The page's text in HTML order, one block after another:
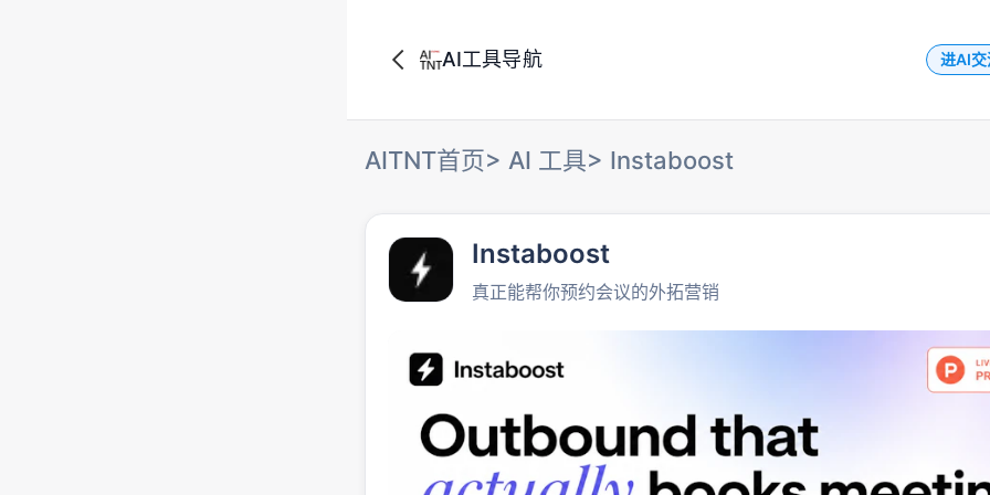
AI工具导航 进AI交
AITNT首页> AI 工具> Instaboost
Instaboost
真正能帮你预约会议的外拓营销